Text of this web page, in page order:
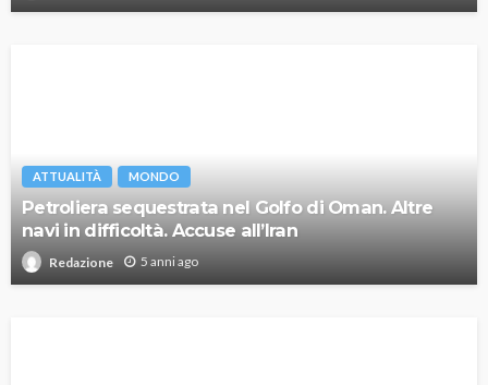
ATTUALITÀ MONDO
Petroliera sequestrata nel Golfo di Oman. Altre
navi in difficoltà. Accuse all’Iran
Redazione 5 anni ago